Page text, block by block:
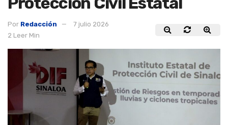
Por Redacción
7 julio 2026
2 Leer Min